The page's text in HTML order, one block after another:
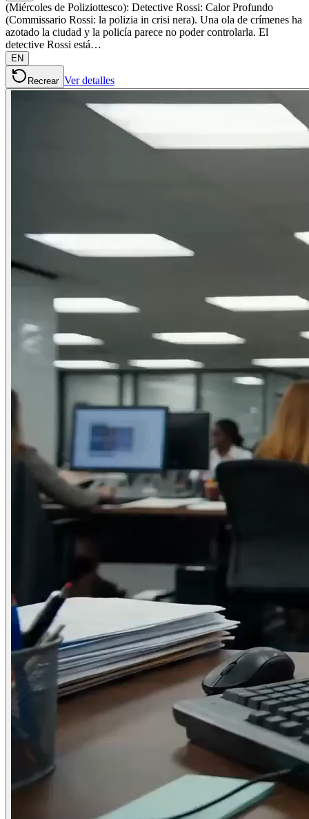
(Miércoles de Poliziottesco): Detective Rossi: Calor Profundo
(Commissario Rossi: la polizia in crisi nera). Una ola de crímenes ha
azotado la ciudad y la policía parece no poder controlarla. El
detective Rossi está…
EN
Recrear Ver detalles